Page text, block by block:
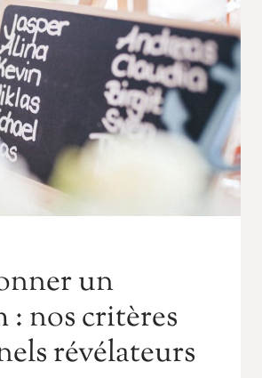
un
: nos critères
révélateurs